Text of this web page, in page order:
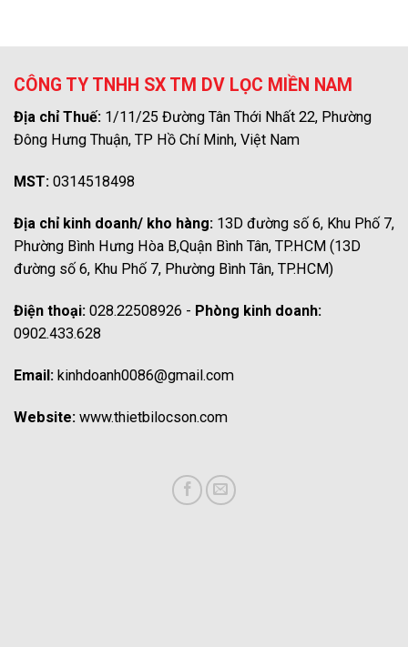
CÔNG TY TNHH SX TM DV LỌC MIỀN NAM
Địa chỉ Thuế: 1/11/25 Đường Tân Thới Nhất 22, Phường
Đông Hưng Thuận, TP Hồ Chí Minh, Việt Nam
MST: 0314518498
Địa chỉ kinh doanh/ kho hàng: 13D đường số 6, Khu Phố 7,
Phường Bình Hưng Hòa B,Quận Bình Tân, TP.HCM (13D
đường số 6, Khu Phố 7, Phường Bình Tân, TP.HCM)
Điện thoại: 028.22508926 - Phòng kinh doanh:
0902.433.628
Email: kinhdoanh0086@gmail.com
Website: www.thietbilocson.com